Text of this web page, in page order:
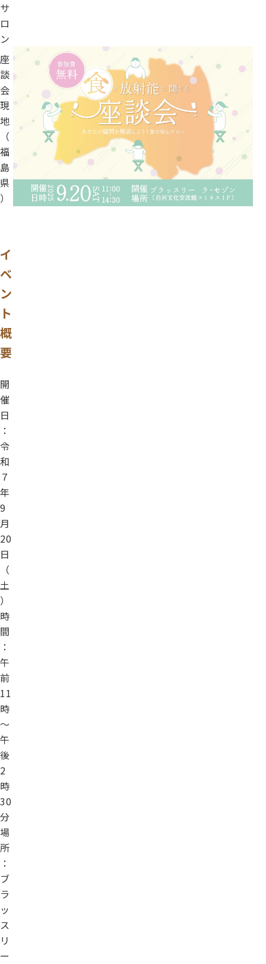
サ
ロ
ン
座
談
会
現
地
（
福
島
県
）
イ
ベ
ン
ト
概
要
開
催
日
：
令
和
７
年
9
月
20
日
（
土
）
時
間
：
午
前
11
時
～
午
後
2
時
30
分
場
所
：
ブ
ラ
ッ
ス
リ
ー